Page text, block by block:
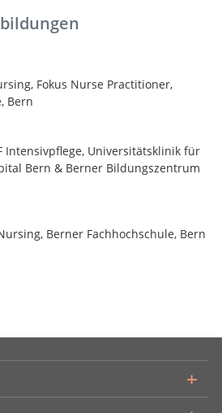
Fokus Nurse Practitioner,
Bern
Intensivpflege, Universitätsklinik für
Bern & Berner Bildungszentrum
Berner Fachhochschule, Bern